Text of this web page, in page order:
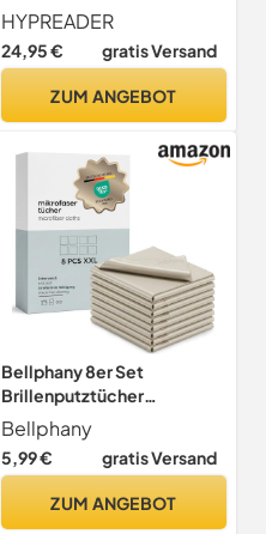
5-Pack - OPTIMALE Größe
(40x40cm) - besonders
geeignet für (Brillen,
Tablet & Co...)
HYPREADER
24,95 € gratis Versand
ZUM ANGEBOT
Bellphany 8er Set
Brillenputztücher
Mikrofaser - 30 x 30cm
groß, Tuch Taupe
Bellphany
5,99 € gratis Versand
ZUM ANGEBOT